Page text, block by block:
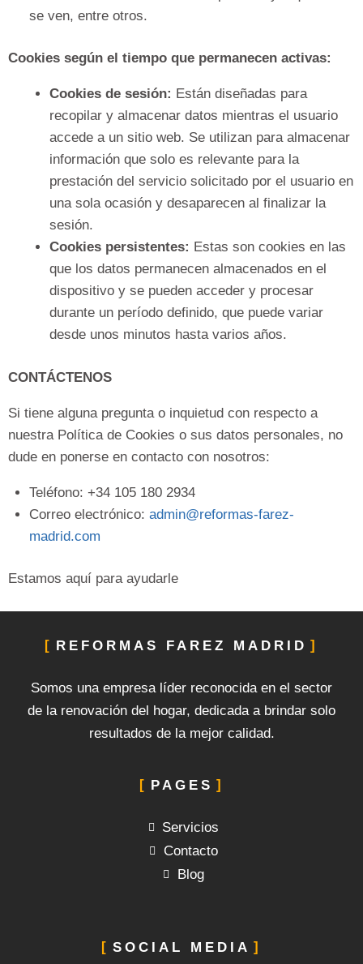
se ven, entre otros.
Cookies según el tiempo que permanecen activas:
Cookies de sesión: Están diseñadas para
recopilar y almacenar datos mientras el usuario
accede a un sitio web. Se utilizan para almacenar
información que solo es relevante para la
prestación del servicio solicitado por el usuario en
una sola ocasión y desaparecen al finalizar la
sesión.
Cookies persistentes: Estas son cookies en las
que los datos permanecen almacenados en el
dispositivo y se pueden acceder y procesar
durante un período definido, que puede variar
desde unos minutos hasta varios años.
CONTÁCTENOS
Si tiene alguna pregunta o inquietud con respecto a
nuestra Política de Cookies o sus datos personales, no
dude en ponerse en contacto con nosotros:
Teléfono: +34 105 180 2934
Correo electrónico: admin@reformas-farez-
madrid.com
Estamos aquí para ayudarle
REFORMAS FAREZ MADRID
Somos una empresa líder reconocida en el sector
de la renovación del hogar, dedicada a brindar solo
resultados de la mejor calidad.
PAGES
Servicios
Contacto
Blog
SOCIAL MEDIA